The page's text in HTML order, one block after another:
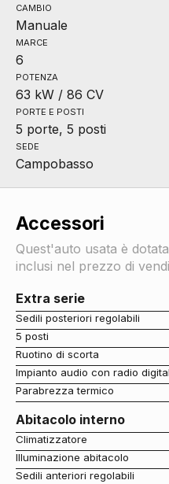
CAMBIO
Manuale
MARCE
6
POTENZA
63 kW / 86 CV
PORTE E POSTI
5 porte, 5 posti
SEDE
Campobasso
Accessori
Quest'auto usata è
inclusi nel prezzo di
Extra serie
Sedili posteriori regolabili
5 posti
Ruotino di scorta
Impianto audio con radio
Parabrezza termico
Abitacolo interno
Climatizzatore
Illuminazione abitacolo
Sedili anteriori regolabili